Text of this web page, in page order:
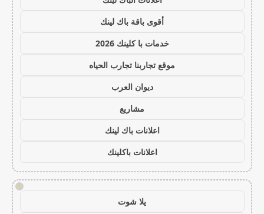
أقوى باقة باك لينك
خدمات با كلينك 2026
موقع تجاربنا تجارب الحياه
ديوان العرب
مشاريع
اعلانات باك لينك
اعلانات باكلينك
!
يلا شوت